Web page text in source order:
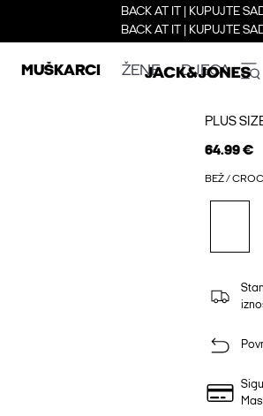
BACK AT IT | KUPUJTE
BACK AT IT | KUPUJTE
MUŠKARCI ŽENE DJECA
PLUS
64.99 €
BEŽ /